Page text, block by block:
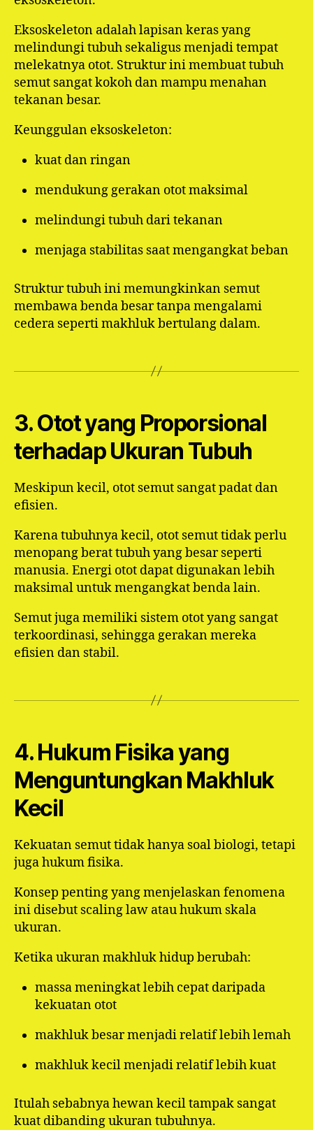
Eksoskeleton adalah lapisan keras yang
melindungi tubuh sekaligus menjadi tempat
melekatnya otot. Struktur ini membuat tubuh
semut sangat kokoh dan mampu menahan
tekanan besar.
Keunggulan eksoskeleton:
kuat dan ringan
mendukung gerakan otot maksimal
melindungi tubuh dari tekanan
menjaga stabilitas saat mengangkat beban
Struktur tubuh ini memungkinkan semut
membawa benda besar tanpa mengalami
cedera seperti makhluk bertulang dalam.
3. Otot yang Proporsional
terhadap Ukuran Tubuh
Meskipun kecil, otot semut sangat padat dan
efisien.
Karena tubuhnya kecil, otot semut tidak perlu
menopang berat tubuh yang besar seperti
manusia. Energi otot dapat digunakan lebih
maksimal untuk mengangkat benda lain.
Semut juga memiliki sistem otot yang sangat
terkoordinasi, sehingga gerakan mereka
efisien dan stabil.
4. Hukum Fisika yang
Menguntungkan Makhluk
Kecil
Kekuatan semut tidak hanya soal biologi, tetapi
juga hukum fisika.
Konsep penting yang menjelaskan fenomena
ini disebut scaling law atau hukum skala
ukuran.
Ketika ukuran makhluk hidup berubah:
massa meningkat lebih cepat daripada
kekuatan otot
makhluk besar menjadi relatif lebih lemah
makhluk kecil menjadi relatif lebih kuat
Itulah sebabnya hewan kecil tampak sangat
kuat dibanding ukuran tubuhnya.